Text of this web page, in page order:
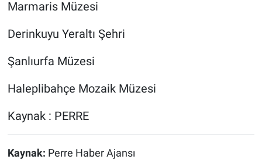
Marmaris Müzesi
Derinkuyu Yeraltı Şehri
Şanlıurfa Müzesi
Haleplibahçe Mozaik Müzesi
Kaynak : PERRE
Kaynak: Perre Haber Ajansı